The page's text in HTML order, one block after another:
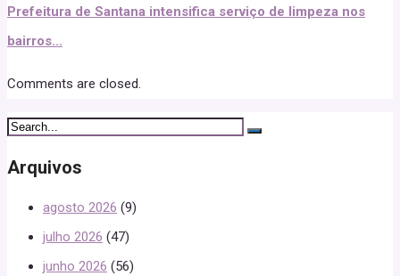
Prefeitura de Santana intensifica serviço de limpeza nos
bairros...
Comments are closed.
Arquivos
agosto 2026 (9)
julho 2026 (47)
junho 2026 (56)